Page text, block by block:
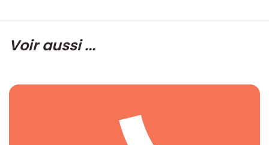
Voir aussi ...